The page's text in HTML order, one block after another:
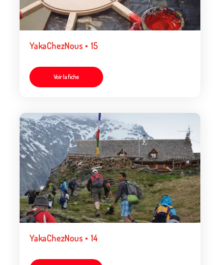
YakaChezNous • 15
Voir la fiche
YakaChezNous • 14